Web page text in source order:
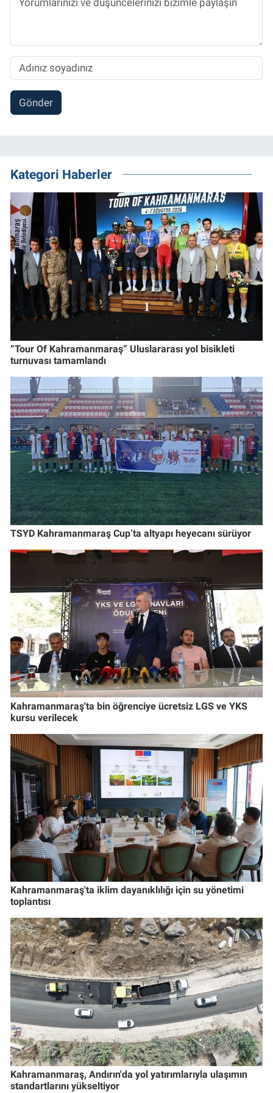
Gönder
Kategori Haberler
“Tour Of Kahramanmaraş” Uluslararası yol bisikleti
turnuvası tamamlandı
TSYD Kahramanmaraş Cup’ta altyapı heyecanı sürüyor
Kahramanmaraş'ta bin öğrenciye ücretsiz LGS ve YKS
kursu verilecek
Kahramanmaraş'ta iklim dayanıklılığı için su yönetimi
toplantısı
Kahramanmaraş, Andırın'da yol yatırımlarıyla ulaşımın
standartlarını yükseltiyor